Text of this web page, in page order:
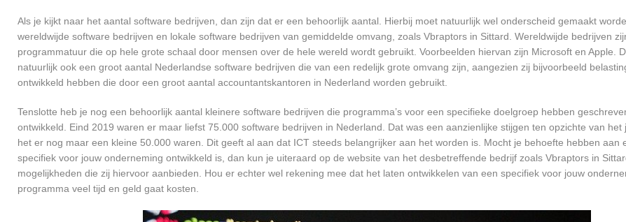
Als je kijkt naar het aantal software bedrijven, dan zijn dat er een behoorlijk aantal. Hierbij moet natuurlijk wel onderscheid gemaakt
wereldwijde software bedrijven en lokale software bedrijven van gemiddelde omvang, zoals Vbraptors in Sittard. Wereldwijde bedrijven
programmatuur die op hele grote schaal door mensen over de hele wereld wordt gebruikt. Voorbeelden hiervan zijn Microsoft en Apple.
natuurlijk ook een groot aantal Nederlandse software bedrijven die van een redelijk grote omvang zijn, aangezien zij bijvoorbeeld
ontwikkeld hebben die door een groot aantal accountantskantoren in Nederland worden gebruikt.
Tenslotte heb je nog een behoorlijk aantal kleinere software bedrijven die programma’s voor een specifieke doelgroep hebben
ontwikkeld. Eind 2019 waren er maar liefst 75.000 software bedrijven in Nederland. Dat was een aanzienlijke stijgen ten opzichte van het
het er nog maar een kleine 50.000 waren. Dit geeft al aan dat ICT steeds belangrijker aan het worden is. Mocht je behoefte hebben aan
specifiek voor jouw onderneming ontwikkeld is, dan kun je uiteraard op de website van het desbetreffende bedrijf zoals Vbraptors in
mogelijkheden die zij hiervoor aanbieden. Hou er echter wel rekening mee dat het laten ontwikkelen van een specifiek voor jouw
programma veel tijd en geld gaat kosten.